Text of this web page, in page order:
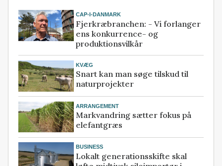
CAP-I-DANMARK
Fjerkræbranchen: - Vi forlanger
ens konkurrence- og
produktionsvilkår
KVÆG
Snart kan man søge tilskud til
naturprojekter
ARRANGEMENT
Markvandring sætter fokus på
elefantgræs
BUSINESS
Lokalt generationsskifte skal